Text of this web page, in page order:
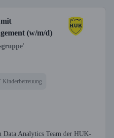
(w/m/d)
Kinderbetreuung
Analytics Team der HUK-